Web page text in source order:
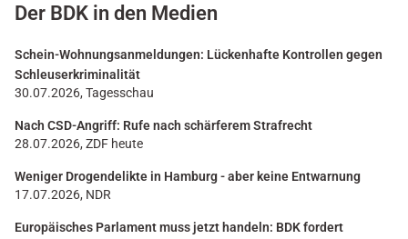
Der BDK in den Medien
Schein-Wohnungsanmeldungen: Lückenhafte Kontrollen gegen
Schleuserkriminalität
30.07.2026, Tagesschau
Nach CSD-Angriff: Rufe nach schärferem Strafrecht
28.07.2026, ZDF heute
Weniger Drogendelikte in Hamburg - aber keine Entwarnung
17.07.2026, NDR
Europäisches Parlament muss jetzt handeln: BDK fordert